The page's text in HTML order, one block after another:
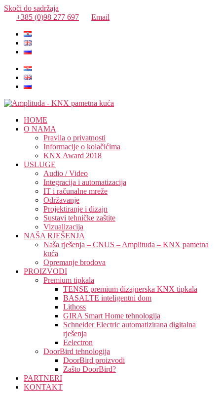
Skoči do sadržaja
+385 (0)98 277 697
Email
HOME
O NAMA
Pravila o privatnosti
Informacije o kolačićima
KNX Award 2018
USLUGE
Audio / Video
Integracija i automatizacija
IT i računalne mreže
Održavanje
Projektiranje i dizajn
Sustavi tehničke zaštite
Vizualizacija
NAŠA RJEŠENJA
Naša rješenja – CNUS – Amplituda – KNX pametna
kuća
Opremanje brodova
PROIZVODI
Premium tipkala
TENSE premium dizajnerska KNX tipkala
BASALTE inteligentni dom
Lithoss
GIRA Smart Home tehnologija
Schneider Electric automatizirana digitalna
rješenja
Eelectron
DoorBird tehnologija
DoorBird proizvodi
Zašto DoorBird?
PARTNERI
KONTAKT